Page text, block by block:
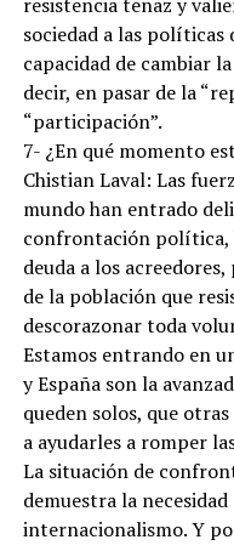
sociedad a las
capacidad de cambiar
decir, en pasar de la
“participación”.
7- ¿En qué momento
Chistian Laval: Las
mundo han entrado
confrontación política,
deuda a los
de la población que
descorazonar toda
Estamos entrando en
y España son la
queden solos, que
a ayudarles a romper
La situación de
demuestra la
internacionalismo. Y